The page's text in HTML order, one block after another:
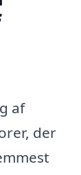
af
der